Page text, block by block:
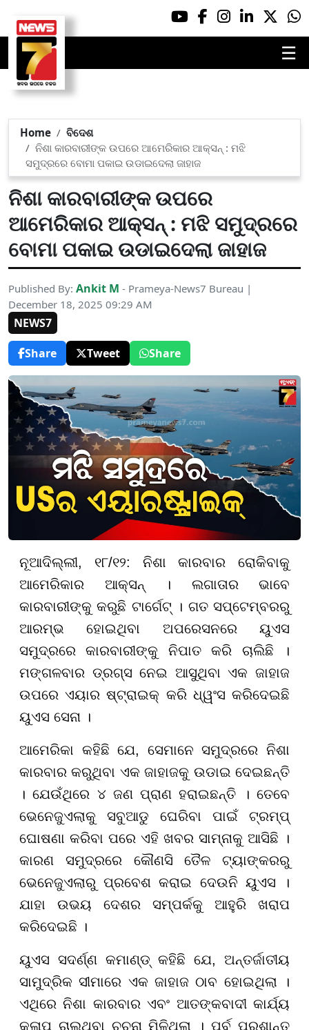
☰
Home
ବିଦେଶ
ନିଶା କାରବାରୀଙ୍କ ଉପରେ ଆମେରିକାର ଆକ୍ସନ୍ : ମଝି
ସମୁଦ୍ରରେ ବୋମା ପକାଇ ଉଡାଇଦେଲା ଜାହାଜ
ନିଶା କାରବାରୀଙ୍କ ଉପରେ
ଆମେରିକାର ଆକ୍ସନ୍ : ମଝି ସମୁଦ୍ରରେ
ବୋମା ପକାଇ ଉଡାଇଦେଲା ଜାହାଜ
Published By: Ankit M - Prameya-News7 Bureau |
December 18, 2025 09:29 AM
NEWS7
Share
Tweet Share
ନୂଆଦିଲ୍ଲୀ, ୧୮/୧୨: ନିଶା କାରବାର ରୋକିବାକୁ
ଆମେରିକାର ଆକ୍ସନ୍ । ଲଗାତାର ଭାବେ
କାରବାରୀଙ୍କୁ କରୁଛି ଟାର୍ଗେଟ୍ । ଗତ ସପ୍ଟେମ୍ବରରୁ
ଆରମ୍ଭ ହୋଇଥିବା ଅପରେସନରେ ୟୁଏସ
ସମୁଦ୍ରରେ କାରବାରୀଙ୍କୁ ନିପାତ କରି ଚାଲିଛି ।
ମଙ୍ଗଳବାର ଡ୍ରଗ୍ସ ନେଇ ଆସୁଥିବା ଏକ ଜାହାଜ
ଉପରେ ଏୟାର ଷ୍ଟ୍ରାଇକ୍ କରି ଧ୍ୱଂସ କରିଦେଇଛି
ୟୁଏସ ସେନା ।
ଆମେରିକା କହିଛି ଯେ, ସେମାନେ ସମୁଦ୍ରରେ ନିଶା
କାରବାର କରୁଥିବା ଏକ ଜାହାଜକୁ ଉଡାଇ ଦେଇଛନ୍ତି
। ଯେଉଁଥିରେ ୪ ଜଣ ପ୍ରାଣ ହରାଇଛନ୍ତି । ତେବେ
ଭେନେଜୁଏଲାକୁ ସବୁଆଡୁ ଘେରିବା ପାଇଁ ଟ୍ରମ୍ପ୍
ଘୋଷଣା କରିବା ପରେ ଏହି ଖବର ସାମ୍ନାକୁ ଆସିଛି ।
କାରଣ ସମୁଦ୍ରରେ କୌଣସି ତୈଳ ଟ୍ୟାଙ୍କରରୁ
ଭେନେଜୁଏଲାରୁ ପ୍ରବେଶ କରାଇ ଦେଉନି ୟୁଏସ ।
ଯାହା ଉଭୟ ଦେଶର ସମ୍ପର୍କକୁ ଆହୁରି ଖରାପ
କରିଦେଇଛି ।
ୟୁଏସ ସଦର୍ଣ୍ଣ କମାଣ୍ଡ୍ କହିଛି ଯେ, ଅନ୍ତର୍ଜାତୀୟ
ସାମୁଦ୍ରିକ ସୀମାରେ ଏକ ଜାହାଜ ଠାବ ହୋଇଥିଲା ।
ଏଥିରେ ନିଶା କାରବାର ଏବଂ ଆତଙ୍କବାଦୀ କାର୍ଯ୍ୟ
କଳାପ ଚାଲୁଥିବା ଚୂଚନା ମିଳିଥିଲା । ପୂର୍ବ ପ୍ରଶାନ୍ତ